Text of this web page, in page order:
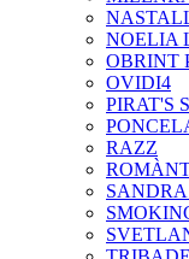
NOELIA
OBRINT
OVIDI4
PIRAT'S
RAZZ